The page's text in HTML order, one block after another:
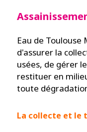
Eau de
d'assurer la
usées, de gérer
restituer en
toute
La collecte et le